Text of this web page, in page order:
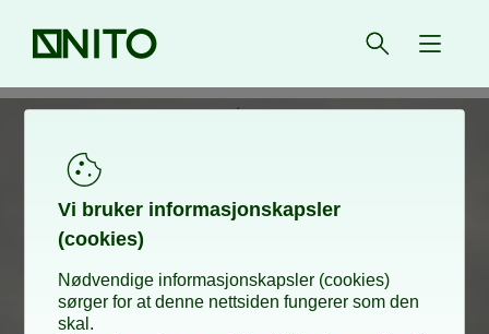
Forsiden Åpne søk
{
Vi bru­­­ker in­­­for­­­ma­­­sjons­­­kaps­­­­­ler
(cookies)
Nødvendige informasjonskapsler (cookies)
sørger for at denne nettsiden fungerer som den
skal.